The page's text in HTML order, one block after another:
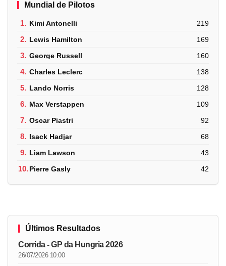
Mundial de Pilotos
1. Kimi Antonelli 219
2. Lewis Hamilton 169
3. George Russell 160
4. Charles Leclerc 138
5. Lando Norris 128
6. Max Verstappen 109
7. Oscar Piastri 92
8. Isack Hadjar 68
9. Liam Lawson 43
10.Pierre Gasly 42
Últimos Resultados
Corrida - GP da Hungria 2026
26/07/2026 10:00